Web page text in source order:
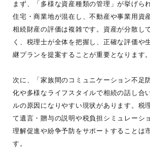
まず、「多様な資産種類の管理」が挙げら
住宅・商業地が混在し、不動産や事業用資
相続財産の評価は複雑です。資産が分散し
く、税理士が全体を把握し、正確な評価や
継プランを提案することが重要となります。
次に、「家族間のコミュニケーション不足
化や多様なライフスタイルで相続の話し合
ルの原因になりやすい現状があります。税
て遺言・贈与の説明や税負担シミュレーシ
理解促進や紛争予防をサポートすることは
す。